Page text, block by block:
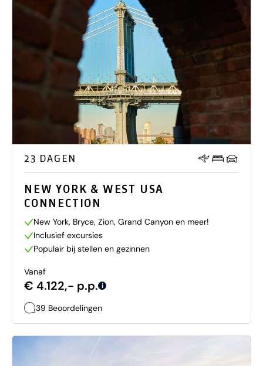
23 DAGEN
NEW YORK & WEST USA
CONNECTION
New York, Bryce, Zion, Grand Canyon en meer!
Inclusief excursies
Populair bij stellen en gezinnen
Vanaf
€ 4.122,- p.p. i
39 Beoordelingen